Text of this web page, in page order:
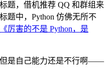
题，借机推荐 QQ 和群组来
题中，Python 仿佛无所不
《厉害的不是 Python，是
是自己能力还是不行啊——